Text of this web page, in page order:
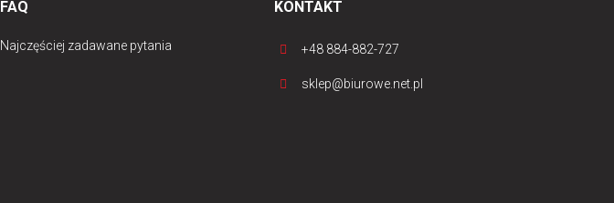
FAQ
Najczęściej zadawane pytania
KONTAKT
+48 884-882-727
sklep@biurowe.net.pl